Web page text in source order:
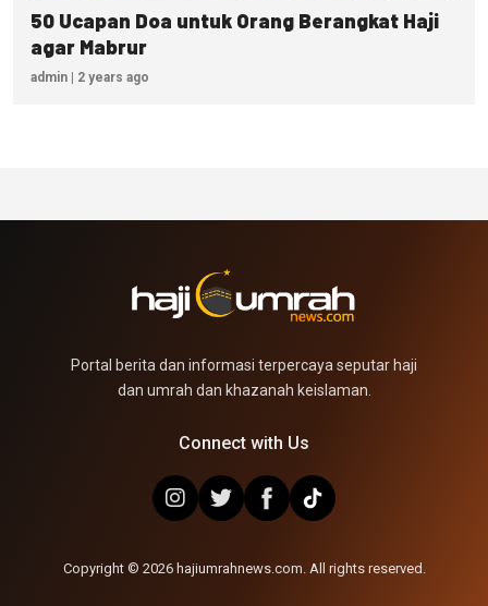
50 Ucapan Doa untuk Orang Berangkat Haji
agar Mabrur
admin | 2 years ago
Portal berita dan informasi terpercaya seputar haji
dan umrah dan khazanah keislaman.
Connect with Us
Copyright © 2026 hajiumrahnews.com. All rights reserved.